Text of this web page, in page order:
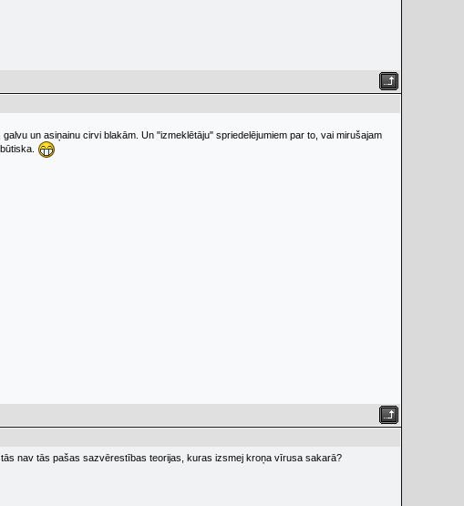
un asiņainu cirvi blakām. Un "izmeklētāju" spriedelējumiem par to, vai mirušajam
nav tās pašas sazvērestības teorijas, kuras izsmej kroņa vīrusa sakarā?